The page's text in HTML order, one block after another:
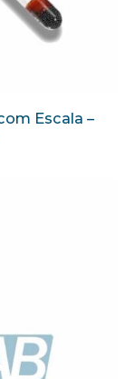
Escala –